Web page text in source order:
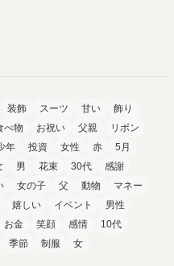
装飾 スーツ 甘い
飾り
べ物 お祝い 父親
リボン
年 投資 女性 赤
5月
男 花束 30代
感謝
女の子 父 動物
マネー
嬉しい イベント
男性
お金 笑顔 感情
10代
季節 制服 女